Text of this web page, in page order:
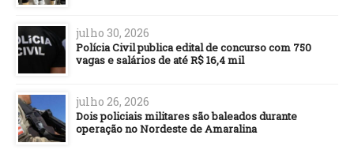
julho 30, 2026
Polícia Civil publica edital de concurso com 750
vagas e salários de até R$ 16,4 mil
julho 26, 2026
Dois policiais militares são baleados durante
operação no Nordeste de Amaralina